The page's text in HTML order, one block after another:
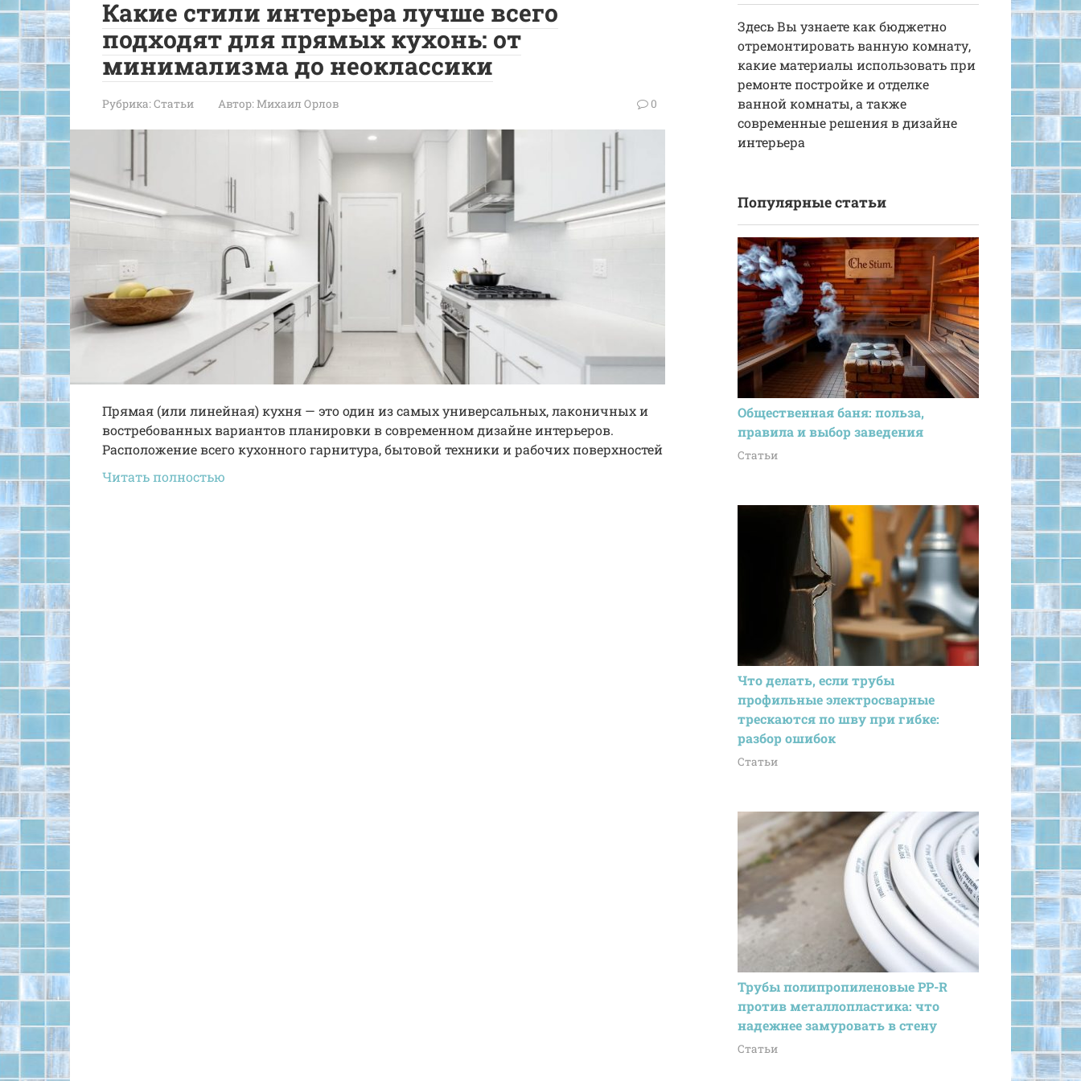
Какие стили интерьера лучше всего
подходят для прямых кухонь: от
минимализма до неоклассики
Рубрика:Статьи Автор:Михаил Орлов 0
Прямая (или линейная) кухня — это один из самых универсальных, лаконичных и
востребованных вариантов планировки в современном дизайне интерьеров.
Расположение всего кухонного гарнитура, бытовой техники и рабочих поверхностей
Читать полностью
Здесь Вы узнаете как бюджетно
отремонтировать ванную комнату,
какие материалы использовать при
ремонте постройке и отделке
ванной комнаты, а также
современные решения в дизайне
интерьера
Популярные статьи
Общественная баня: польза,
правила и выбор заведения
Статьи
Что делать, если трубы
профильные электросварные
трескаются по шву при гибке:
разбор ошибок
Статьи
Трубы полипропиленовые PP-R
против металлопластика: что
надежнее замуровать в стену
Статьи